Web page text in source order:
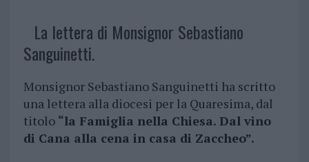
La lettera di Monsignor Sebastiano
Sanguinetti.
Monsignor Sebastiano Sanguinetti ha scritto
una lettera alla diocesi per la Quaresima, dal
titolo “la Famiglia nella Chiesa. Dal vino
di Cana alla cena in casa di Zaccheo”.